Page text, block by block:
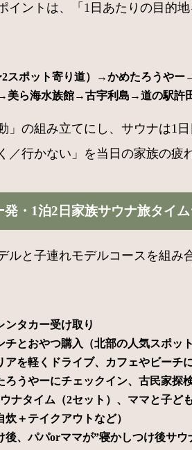
イントは、「1日あたりの目的
スポット寄り道）→かめたろうやー
美ら海水族館→古宇利島→道の駅許
」の組み立てにし、サウナは1
／行かない」を当日の家族の
・1泊2日家族サウナ旅タイ
ルと子連れモデルコースを組み
タカー受け取り
とおやつ購入（北部の人気スポット
を軽くドライブ、カフェやビーチ
うやーにチェックイン、古民家探
ナタイム（2セット）、ママと子ど
＋テイクアウトなど）
、パパorママが”寝かしつけ後サウ